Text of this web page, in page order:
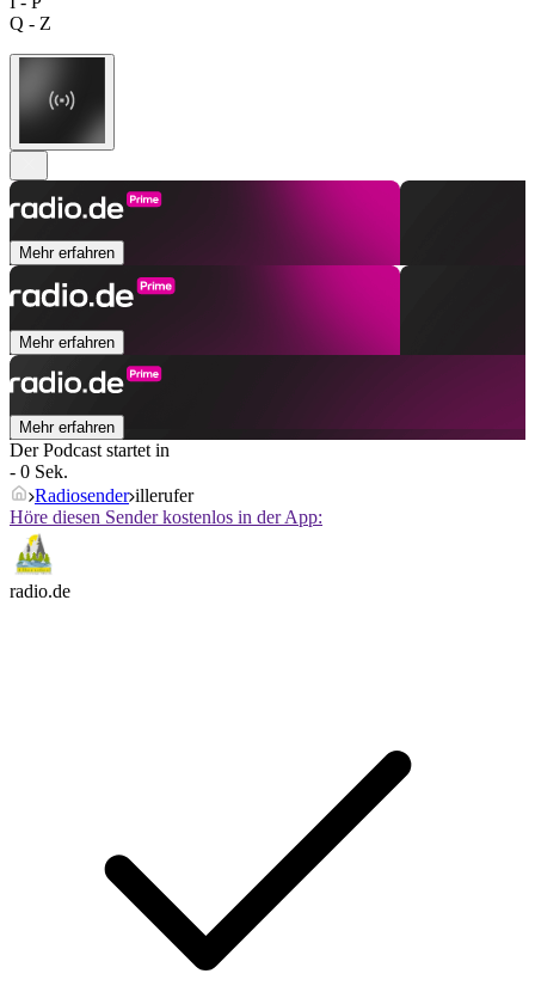
Q - Z
Mehr erfahren
Mehr erfahren
Mehr erfahren
Der Podcast startet in
- 0 Sek.
Radiosender illerufer
Höre diesen Sender kostenlos in der App:
radio.de